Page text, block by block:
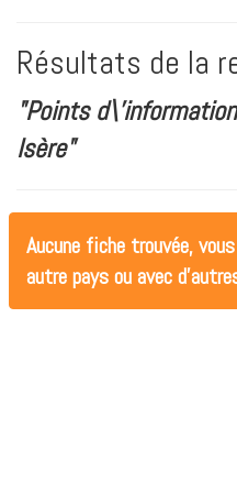
Résultats de la
"Points
Isère"
Aucune fiche trouvée,
autre pays ou avec